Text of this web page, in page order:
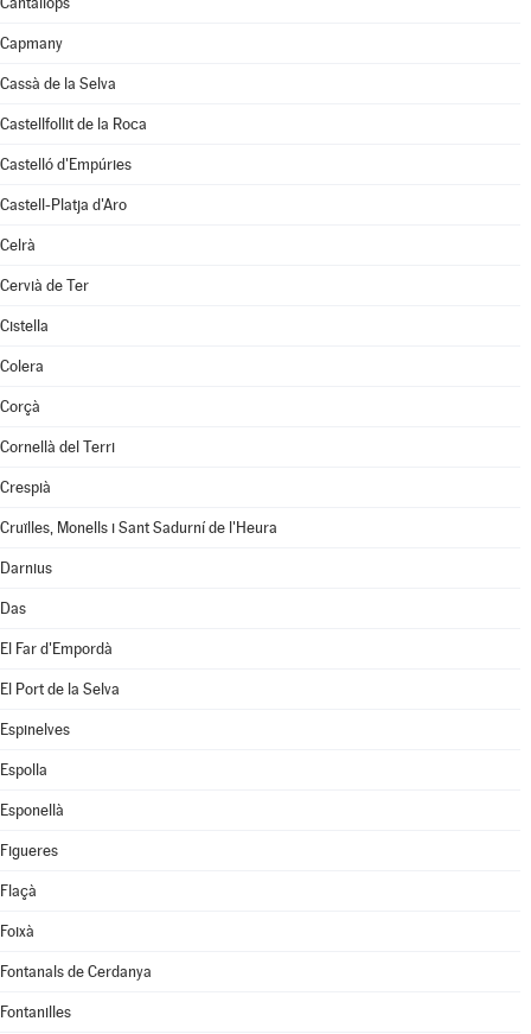
Capmany
Cassà de la Selva
Castellfollit de la Roca
Castelló d'Empúries
Castell-Platja d'Aro
Celrà
Cervià de Ter
Cistella
Colera
Corçà
Cornellà del Terri
Crespià
Cruïlles, Monells i Sant Sadurní de l'Heura
Darnius
Das
El Far d'Empordà
El Port de la Selva
Espinelves
Espolla
Esponellà
Figueres
Flaçà
Foixà
Fontanals de Cerdanya
Fontanilles